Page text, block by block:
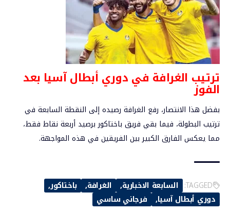
ترتيب الغرافة في دوري أبطال آسيا بعد
الفوز
بفضل هذا الانتصار، رفع الغرافة رصيده إلى النقطة السابعة في
ترتيب البطولة، فيما بقي فريق باختاكور برصيد أربعة نقاط فقط،
مما يعكس الفارق الكبير بين الفريقين في هذه المواجهة.
TAGGED: السابعة الاخبارية الغرافة
باختاكور
دوري أبطال آسيا
فرجاني ساسي